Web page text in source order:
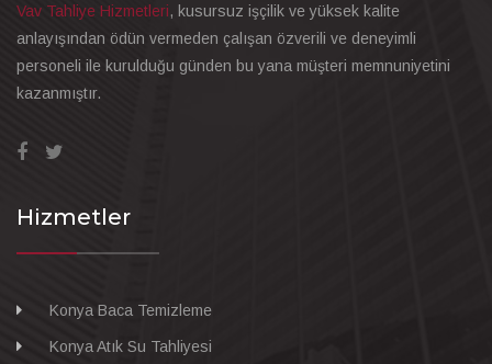
Vav Tahliye Hizmetleri, kusursuz işçilik ve yüksek kalite
anlayışından ödün vermeden çalışan özverili ve deneyimli
personeli ile kurulduğu günden bu yana müşteri memnuniyetini
kazanmıştır.
Hizmetler
Konya Baca Temizleme
Konya Atık Su Tahliyesi